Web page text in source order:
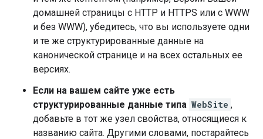
домашней страницы с HTTP и HTTPS или с WWW
и без WWW), убедитесь, что вы используете одни
и те же структурированные данные на
канонической странице и на всех остальных ее
версиях.
Если на вашем сайте уже есть
структурированные данные типа WebSite ,
добавьте в тот же узел свойства, относящиеся к
названию сайта. Другими словами, постарайтесь